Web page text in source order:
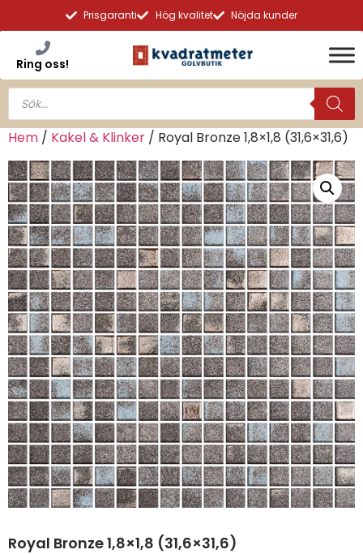
Prisgaranti Hög kvalitet Nöjda kunder
Ring oss!
Hem / Kakel & Klinker / Royal Bronze 1,8×1,8 (31,6×31,6)
Royal Bronze 1,8×1,8 (31,6×31,6)